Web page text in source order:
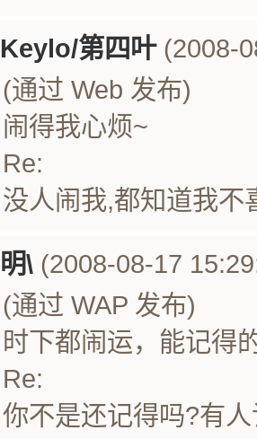
Keylo/第四叶(2008-
(通过 Web 发布)
闹得我心烦~
Re:
没人闹我,都知道我不
明\ (2008-08-17
(通过 WAP 发布)
时下都闹运，能记得
Re:
你不是还记得吗?有